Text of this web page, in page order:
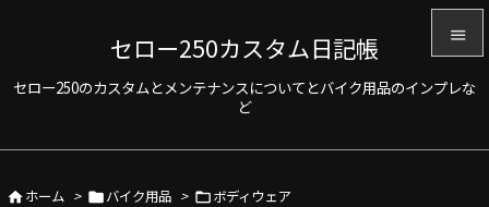
セロー250カスタム日記帳
セロー250のカスタムとメンテナンスについてとバイク用品のインプレな
ど


ホーム > バイク用品 > ボディウェア